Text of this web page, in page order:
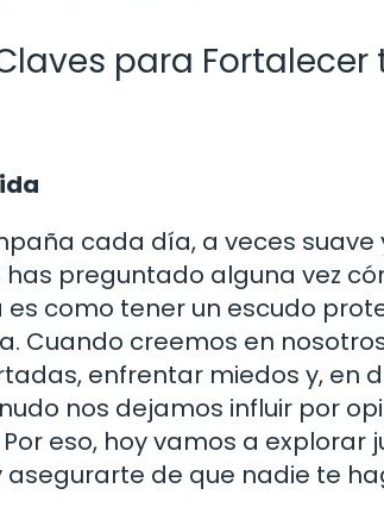
para Fortalecer
cada día, a veces suave
preguntado alguna vez
como tener un escudo
Cuando creemos en
enfrentar miedos y, en
nos dejamos influir por
eso, hoy vamos a explorar
de que nadie te